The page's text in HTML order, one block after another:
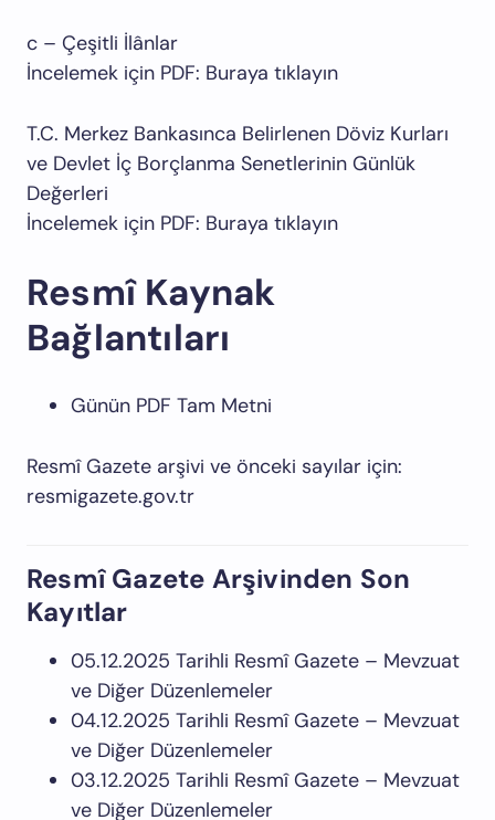
c – Çeşitli İlânlar
İncelemek için PDF: Buraya tıklayın
T.C. Merkez Bankasınca Belirlenen Döviz Kurları
ve Devlet İç Borçlanma Senetlerinin Günlük
Değerleri
İncelemek için PDF: Buraya tıklayın
Resmî Kaynak
Bağlantıları
Günün PDF Tam Metni
Resmî Gazete arşivi ve önceki sayılar için:
resmigazete.gov.tr
Resmî Gazete Arşivinden Son
Kayıtlar
05.12.2025 Tarihli Resmî Gazete – Mevzuat
ve Diğer Düzenlemeler
04.12.2025 Tarihli Resmî Gazete – Mevzuat
ve Diğer Düzenlemeler
03.12.2025 Tarihli Resmî Gazete – Mevzuat
ve Diğer Düzenlemeler